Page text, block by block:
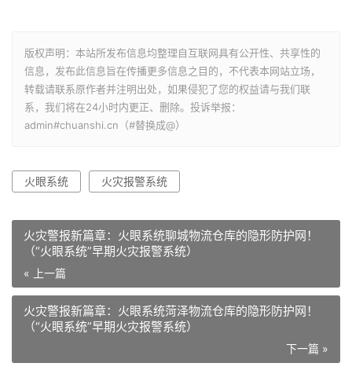
版权声明：本站所发布信息均整理自互联网具有公开性、共享性的
信息，发布此信息旨在传播更多信息之目的，不代表本网站立场，
转载请联系原作者并注明出处，如果侵犯了您的权益请与我们联
系，我们将在24小时内更正、删除。投诉举报：
admin#chuanshi.cn（#替换成@）
火眼系统 火灾报警系统
火灾警报新篇章：火眼系统聊城物流仓库的隐形防护网！
（“火眼系统”早期火灾报警系统）
« 上一篇
火灾警报新篇章：火眼系统菏泽物流仓库的隐形防护网！
（“火眼系统”早期火灾报警系统）
下一篇 »